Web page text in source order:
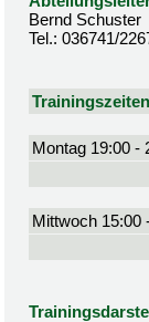
Bernd Schuster
Tel.: 036741/
Trainingszeiten
Montag 19:00 -
Mittwoch 15:00